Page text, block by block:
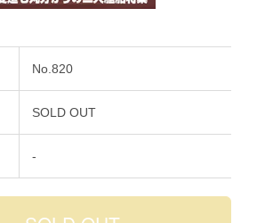
No.820
SOLD OUT
-